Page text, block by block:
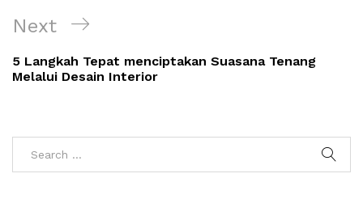
Next
Post
Next
5 Langkah Tepat menciptakan Suasana Tenang
Melalui Desain Interior